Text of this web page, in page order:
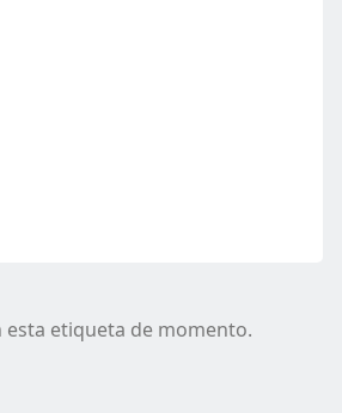
esta etiqueta de momento.